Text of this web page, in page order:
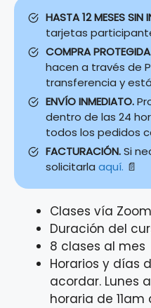
HASTA 12 MESES SIN
tarjetas
COMPRA PROTEGIDA
hacen a través de
transferencia y
ENVÍO INMEDIATO.
dentro de las 24
todos los pedidos
FACTURACIÓN.Si
solicitarla aquí. 📄
Clases vía
Duración del
8 clases al mes
Horarios y días
acordar. Lunes
horaria de